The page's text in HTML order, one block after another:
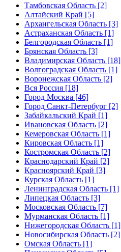
Тамбовская Область [2]
Алтайский Край [5]
Архангельская Область [3]
Астраханская Область [1]
Белгородская Область [1]
Брянская Область [3]
Владимирская Область [18]
Волгоградская Область [1]
Воронежская Область [2]
Вся Россия [18]
Город Москва [46]
Город Санкт-Петербург [2]
Забайкальский Край [1]
Ивановская Область [2]
Кемеровская Область [1]
Кировская Область [1]
Костромская Область [2]
Краснодарский Край [2]
Красноярский Край [3]
Курская Область [1]
Ленинградская Область [1]
Липецкая Область [3]
Московская Область [7]
Мурманская Область [1]
Нижегородская Область [1]
Новосибирская Область [2]
Омская Область [1]